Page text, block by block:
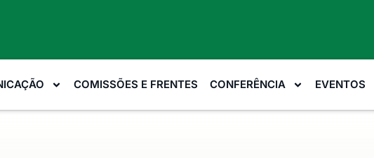
COMISSÕES E FRENTES CONFERÊNCIA EVENTOS